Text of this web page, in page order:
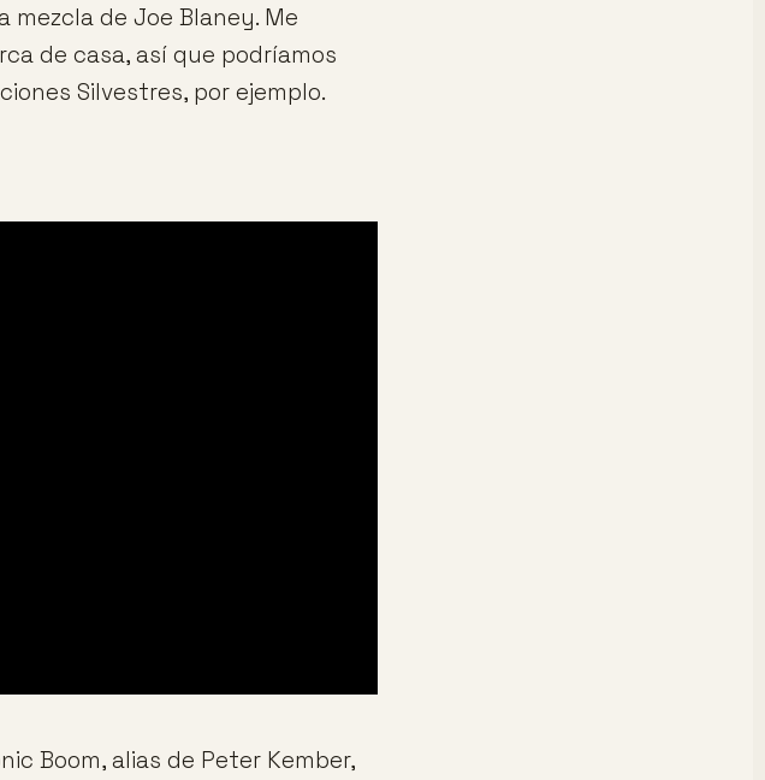
de Joe Blaney. Me
de casa, así que podríamos
Silvestres, por ejemplo.
Boom, alias de Peter Kember,